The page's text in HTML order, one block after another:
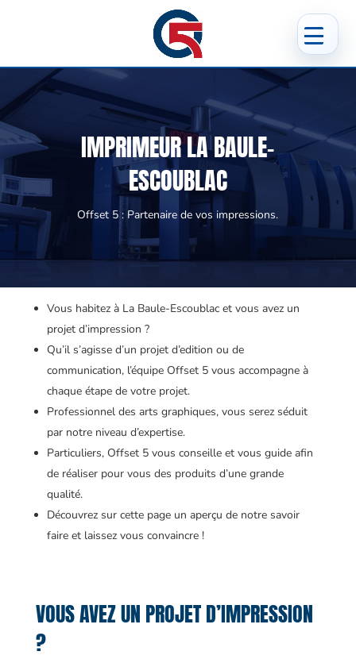
IMPRIMEUR LA BAULE-
ESCOUBLAC
Offset 5 : Partenaire de vos impressions.
Vous habitez à La Baule-Escoublac et vous avez un
projet d’impression ?
Qu’il s’agisse d’un projet d’edition ou de
communication, l’équipe Offset 5 vous accompagne à
chaque étape de votre projet.
Professionnel des arts graphiques, vous serez séduit
par notre niveau d’expertise.
Particuliers, Offset 5 vous conseille et vous guide afin
de réaliser pour vous des produits d’une grande
qualité.
Découvrez sur cette page un aperçu de notre savoir
faire et laissez vous convaincre !
VOUS AVEZ UN PROJET D’IMPRESSION
?